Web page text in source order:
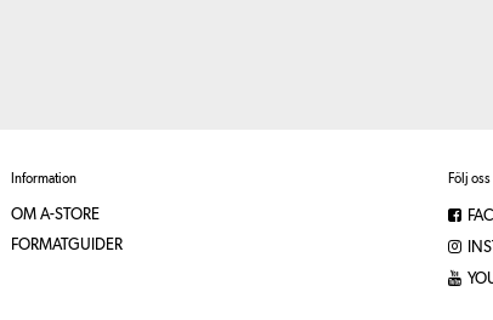
Information
OM A-STORE
FORMATGUIDER
Följ oss